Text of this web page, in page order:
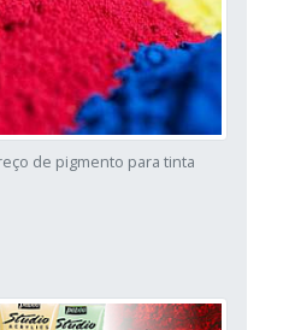
de pigmento para tinta